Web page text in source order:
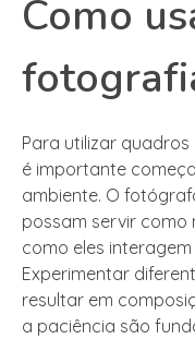
Como
Para utilizar
é importante
ambiente. O
possam servir como
como eles
Experimentar
resultar em
a paciência são